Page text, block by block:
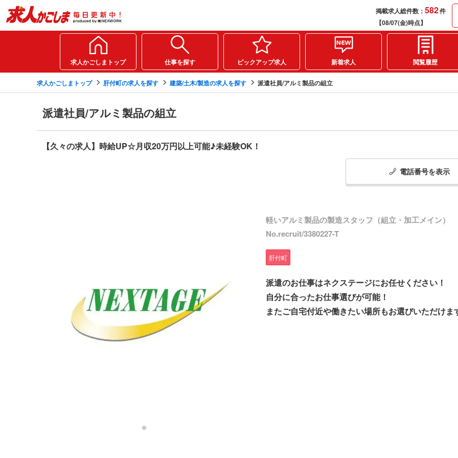
掲載求人総件数： 582件
【08/07(金)時点】
求人かごしまトップ 仕事を探す ピックアップ求人 新着求人 閲覧履歴
求人かごしまトップ 肝付町の求人を探す 建築/土木/製造の求人を探す 派遣社員/アルミ製品の組立
派遣社員/アルミ製品の組立
【久々の求人】時給UP☆月収20万円以上可能♪未経験OK！
電話番号を表示
軽いアルミ製品の製造スタッフ（組立・加工メイン）
No.recruit/3380227-T
肝付町
派遣のお仕事はネクステージにお任せください！
自分に合ったお仕事選びが可能！
またご自宅付近や働きたい場所もお選びいただけま